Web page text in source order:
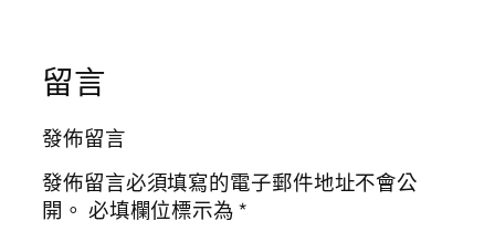
留言
發佈留言
發佈留言必須填寫的電子郵件地址不會公
開。 必填欄位標示為*